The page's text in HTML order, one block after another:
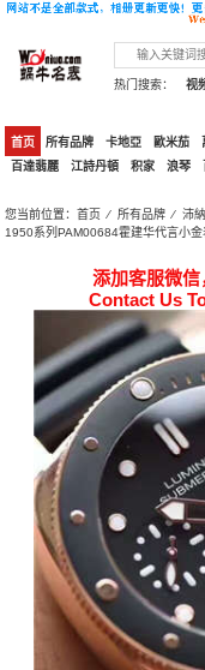
热门搜索：
视
首页 所有品牌 卡地亞 歐米茄
百達翡麗
江詩丹頓 积家 浪琴
您当前位置：首页 ⁄所有品牌 ⁄沛
1950系列PAM00684霍建华代言小金
添加客服微信
Contact Us